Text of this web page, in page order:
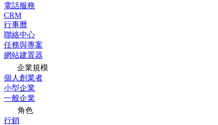
電話服務
CRM
行事曆
聯絡中心
任務與專案
網站建置器
企業規模
個人創業者
小型企業
一般企業
角色
行銷